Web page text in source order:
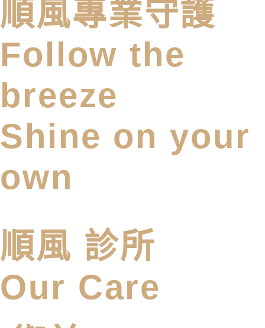
順風專業守護
Follow the
breeze
Shine on your
own
順風 診所
Our Care